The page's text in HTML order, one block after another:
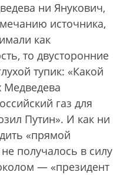
ни Янукович,
источника,
как
то двусторонние
тупик: «Какой
газ для
Путин». И как ни
«прямой
получалось в силу
— «президент